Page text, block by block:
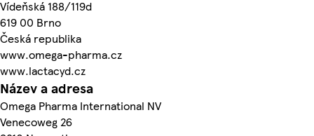
Vídeňská 188/119d
619 00 Brno
Česká republika
www.omega-pharma.cz
www.lactacyd.cz
Název a adresa
Omega Pharma International NV
Venecoweg 26